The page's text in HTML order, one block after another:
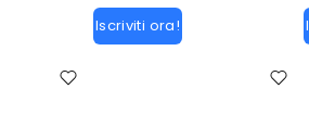
Iscriviti ora!